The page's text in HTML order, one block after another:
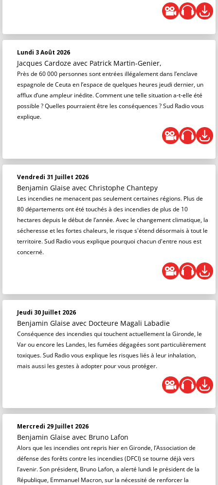
Lundi 3 Août 2026
Jacques Cardoze avec Patrick Martin-Genier,
Près de 60 000 personnes sont entrées illégalement dans l’enclave
espagnole de Ceuta en l’espace de quelques heures jeudi dernier, un
afflux d’une ampleur inédite. Comment une telle situation a-t-elle été
possible ? Quelles pourraient être les conséquences ? Sud Radio vous
explique.
Vendredi 31 Juillet 2026
Benjamin Glaise avec Christophe Chantepy
Les incendies ne menacent pas seulement certaines régions. Plus de
80 départements ont été touchés à des incendies de plus de 10
hectares depuis le début de l’année. Avec le changement climatique, la
sécheresse et les fortes chaleurs, le risque s'étend désormais à tout le
territoire. Sud Radio vous explique pourquoi chacun d'entre nous est
concerné.
Jeudi 30 Juillet 2026
Benjamin Glaise avec Docteure Magali Labadie
Conséquence des incendies qui touchent actuellement la Gironde, le
Var ou encore les Landes, les fumées dégagées sont particulièrement
toxiques. Sud Radio vous explique les risques liés à leur inhalation,
mais aussi les gestes à adopter pour vous protéger.
Mercredi 29 Juillet 2026
Benjamin Glaise avec Bruno Lafon
Alors que les incendies ont repris hier en Gironde, l’Association de
défense des forêts contre les incendies (DFCI) se tourne déjà vers
l’avenir. Son président, Bruno Lafon, a alerté lundi le président de la
République, Emmanuel Macron, sur la nécessité de renforcer la